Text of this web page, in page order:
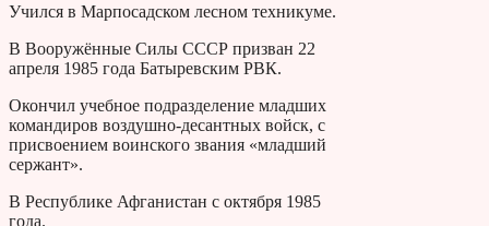
Учился в Марпосадском лесном техникуме.
В Вооружённые Силы СССР призван 22
апреля 1985 года Батыревским РВК.
Окончил учебное подразделение младших
командиров воздушно-десантных войск, с
присвоением воинского звания «младший
сержант».
В Республике Афганистан с октября 1985
года.